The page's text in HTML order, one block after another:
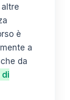
/
at
+
è
a
da